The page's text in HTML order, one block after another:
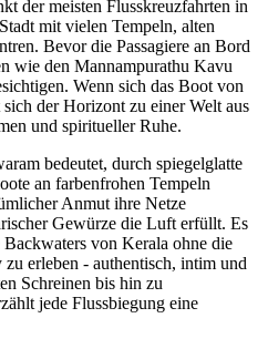
der meisten Flusskreuzfahrten in
mit vielen Tempeln, alten
Bevor die Passagiere an Bord
wie den Mannampurathu Kavu
Wenn sich das Boot von
der Horizont zu einer Welt aus
und spiritueller Ruhe.
bedeutet, durch spiegelglatte
an farbenfrohen Tempeln
Anmut ihre Netze
Gewürze die Luft erfüllt. Es
von Kerala ohne die
erleben - authentisch, intim und
Schreinen bis hin zu
jede Flussbiegung eine